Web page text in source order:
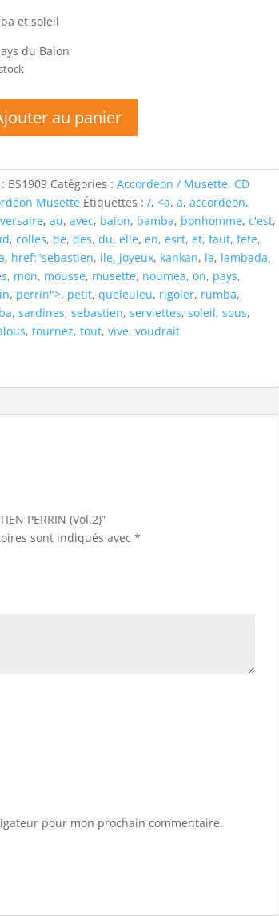
et soleil
du Baion
au panier
BS1909 Catégories :Accordeon / Musette, CD
Musette Étiquettes :/,<a,a,accordeon,
,au,avec, baion, bamba, bonhomme,c'est,
,colles,de,des,du,elle,en,esrt,et,faut,fete,
, href:"sebastien, ile, joyeux, kankan, la, lambada,
, mon, mousse, musette, noumea,on, pays,
, perrin">, petit,queleuleu, rigoler, rumba,
,sardines,sebastien,serviettes,soleil,sous,
,tournez,tout,vive,voudrait
PERRIN (Vol.2)”
sont indiqués avec*
pour mon prochain commentaire.